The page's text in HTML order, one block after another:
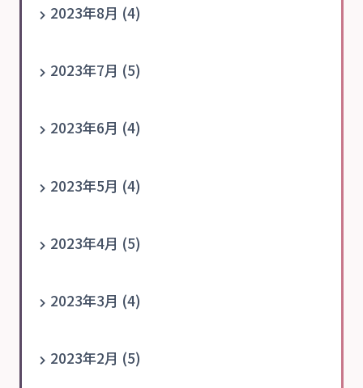
2023年8月 (4)
2023年7月 (5)
2023年6月 (4)
2023年5月 (4)
2023年4月 (5)
2023年3月 (4)
2023年2月 (5)